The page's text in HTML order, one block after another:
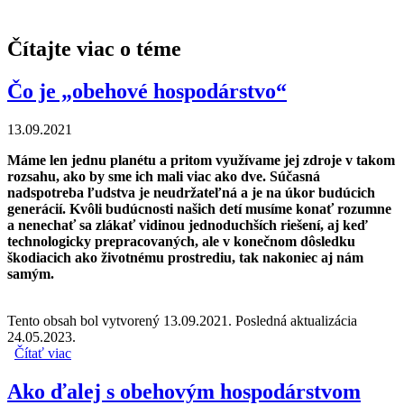
Čítajte viac o téme
Čo je „obehové hospodárstvo“
13.09.2021
Máme len jednu planétu a pritom využívame jej zdroje v takom
rozsahu, ako by sme ich mali viac ako dve. Súčasná
nadspotreba ľudstva je neudržateľná a je na úkor budúcich
generácií. Kvôli budúcnosti našich detí musíme konať rozumne
a nenechať sa zlákať vidinou jednoduchších riešení, aj keď
technologicky prepracovaných, ale v konečnom dôsledku
škodiacich ako životnému prostrediu, tak nakoniec aj nám
samým.
Tento obsah bol vytvorený 13.09.2021. Posledná aktualizácia
24.05.2023.
Čítať viac
Ako ďalej s obehovým hospodárstvom